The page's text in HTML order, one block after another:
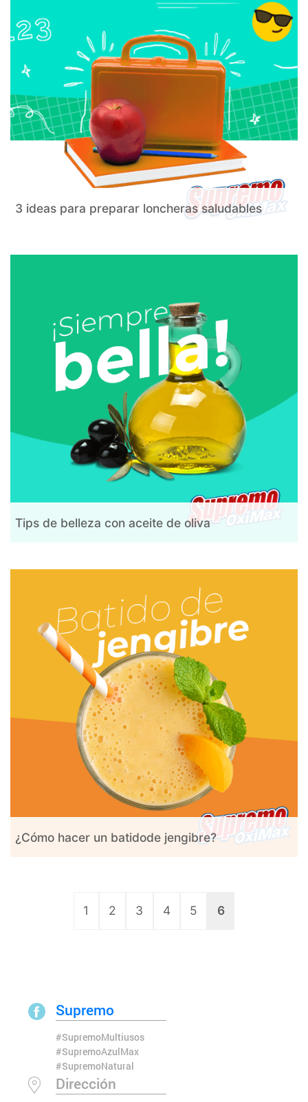
3 ideas para preparar loncheras saludables
Tips de belleza con aceite de oliva
¿Cómo hacer un batidode jengibre?
1 2 3 4 5 6
Supremo
#SupremoMultiusos
#SupremoAzulMax
#SupremoNatural
Dirección